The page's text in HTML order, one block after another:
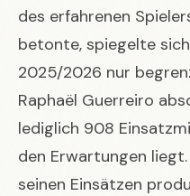
des erfahrenen
betonte, spiegelte
2025/2026 nur
Raphaël Guerreiro
lediglich 908
den Erwartungen
seinen Einsätzen